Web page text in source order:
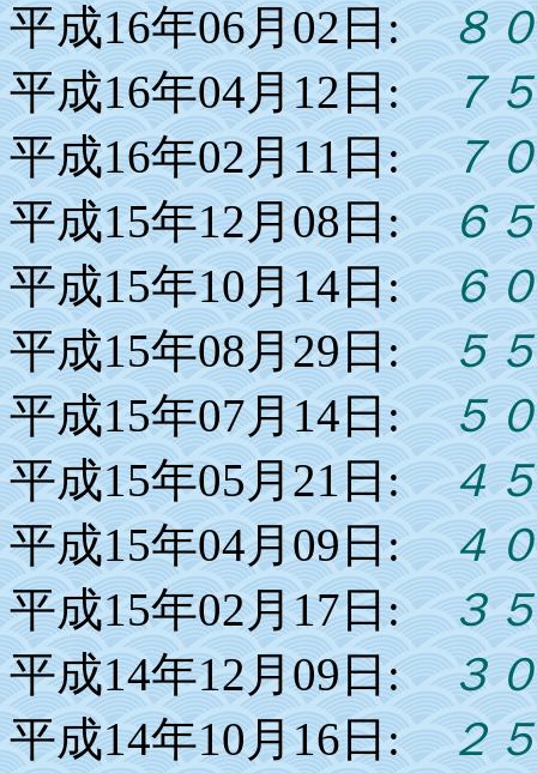
平成16年06月02日:８０
平成16年04月12日:７５
平成16年02月11日:７０
平成15年12月08日:６５
平成15年10月14日:６０
平成15年08月29日:５５
平成15年07月14日:５０
平成15年05月21日:４５
平成15年04月09日:４０
平成15年02月17日:３５
平成14年12月09日:３０
平成14年10月16日:２５